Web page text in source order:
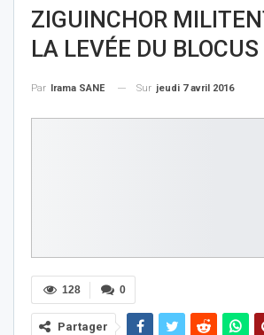
ZIGUINCHOR
LA LEVÉE DU BLOCUS
Par Irama SANE Sur jeudi 7 avril 2016
0
128
Partager